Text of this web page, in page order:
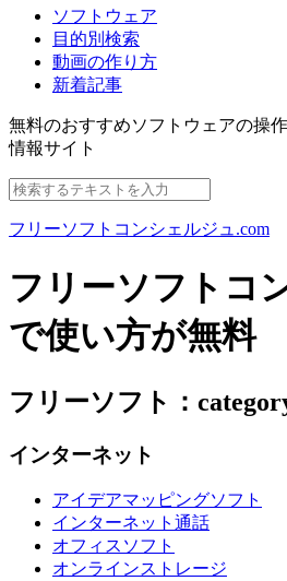
ソフトウェア
目的別検索
動画の作り方
新着記事
無料のおすすめソフトウェアの操作
情報サイト
フリーソフトコンシェルジュ.com
フリーソフトコ
で使い方が無料
フリーソフト：
インターネット
アイデアマッピングソフト
インターネット通話
オフィスソフト
オンラインストレージ